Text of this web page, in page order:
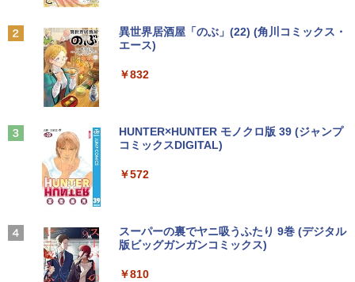
Anker Soundcore P31i ブラック
Anker Soundcore Liberty 5 ミッドナイトブ
ラック
￥14,990
【2026年アップグレード版】AOKIMI ワイヤ
レスイヤホン bluetooth イヤホン V12 小型
るーとゅーす コードレス ENCノイズキャン
BRUCE WAYNE feat. Flo Milli, ATL Jacob
[Explicit]
￥250
On My Road (Stadium ver.)
On My Road (Stadium ver.)
by Amazon 天然水 ラベルレス 500ml ×24本
富士山の天然水 バナジウム含有 水 ミネラル
ットル (Smart Basic)
by Amazon 天然水ラベルレス 2L×9本
￥1,117
by Amazon 炭酸水 ラベルレス 500ml ×24本
art Basic)
異世界居酒屋「のぶ」(22) (角川コミックス・
エース)
￥832
HUNTER×HUNTER モノクロ版 39 (ジャンプ
コミックスDIGITAL)
￥572
スーパーの裏でヤニ吸うふたり 9巻 (デジタル
版ビッグガンガンコミックス)
￥810